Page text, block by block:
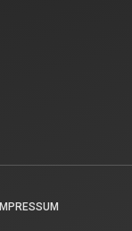
IMPRESSUM